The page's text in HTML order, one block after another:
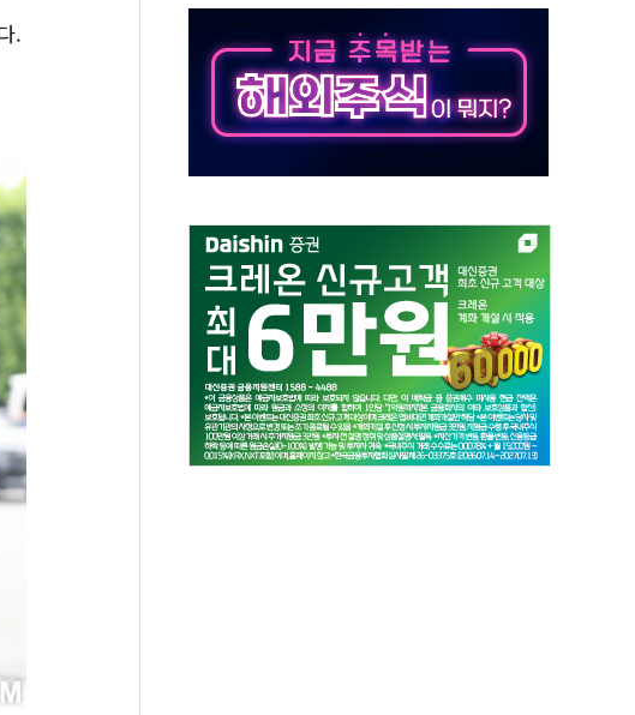
위·열대야 지속…내륙 곳곳 소나기
용산공원 주택 검토, 민주당 스스로 원칙 뒤집는 것"
무더위 지속…청주·진천 35도, 곳곳 소나기
완수사권 폐지·공소청 출범…피해자들 '범죄 사각지대' 우려
.